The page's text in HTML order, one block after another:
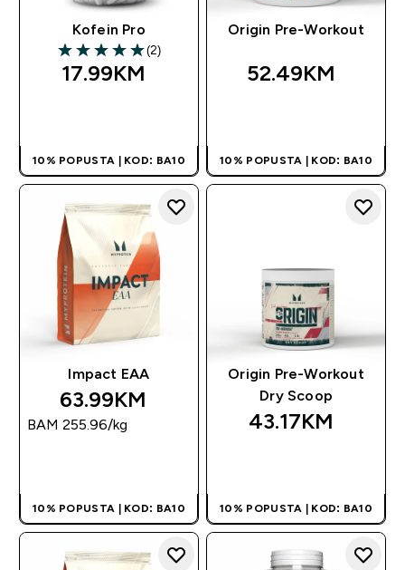
Kofein Pro
5 out of 5 stars
(2)
17.99KM‎
10% POPUSTA | KOD: BA10
Origin Pre-Workout
52.49KM‎
10% POPUSTA | KOD: BA10
Impact EAA
63.99KM‎
BAM 255.96‎/kg
10% POPUSTA | KOD: BA10
Origin Pre-Workout
Dry Scoop
43.17KM‎
10% POPUSTA | KOD: BA10